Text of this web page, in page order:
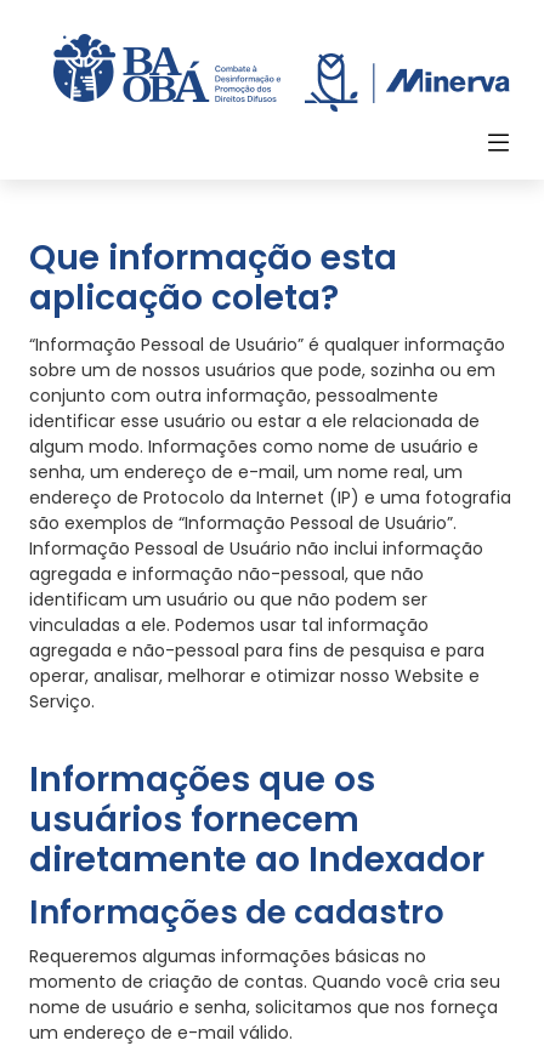
Que informação esta
aplicação coleta?
“Informação Pessoal de Usuário” é qualquer informação
sobre um de nossos usuários que pode, sozinha ou em
conjunto com outra informação, pessoalmente
identificar esse usuário ou estar a ele relacionada de
algum modo. Informações como nome de usuário e
senha, um endereço de e-mail, um nome real, um
endereço de Protocolo da Internet (IP) e uma fotografia
são exemplos de “Informação Pessoal de Usuário”.
Informação Pessoal de Usuário não inclui informação
agregada e informação não-pessoal, que não
identificam um usuário ou que não podem ser
vinculadas a ele. Podemos usar tal informação
agregada e não-pessoal para fins de pesquisa e para
operar, analisar, melhorar e otimizar nosso Website e
Serviço.
Informações que os
usuários fornecem
diretamente ao Indexador
Informações de cadastro
Requeremos algumas informações básicas no
momento de criação de contas. Quando você cria seu
nome de usuário e senha, solicitamos que nos forneça
um endereço de e-mail válido.